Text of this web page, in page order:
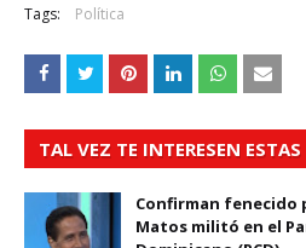
Tags: Política
TAL VEZ TE INTERESEN
Confirman fenecido
Matos militó en el